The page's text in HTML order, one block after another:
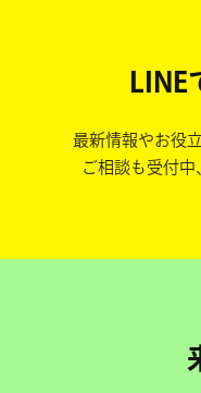
最新情報やお役
ご相談も受付中